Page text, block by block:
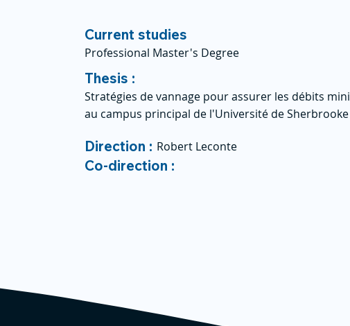
Current studies
Professional Master's Degree
Thesis :
Stratégies de vannage pour assurer les débits
au campus principal de l'Université de Sherbrooke
Direction : Robert Leconte
Co-direction :